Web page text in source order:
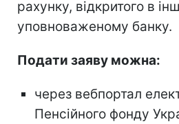
рахунку, відкритого в
уповноваженому банку.
Подати заяву можна:
через вебпортал
Пенсійного фонду